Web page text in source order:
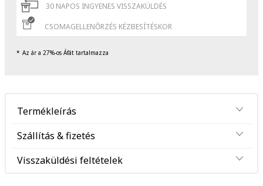
30 NAPOS INGYENES VISSZAKÜLDÉS
CSOMAGELLENŐRZÉS KÉZBESÍTÉSKOR
Az ár a 27%-os Áfát tartalmazza
Termékleírás
Szállítás & fizetés
Visszaküldési feltételek